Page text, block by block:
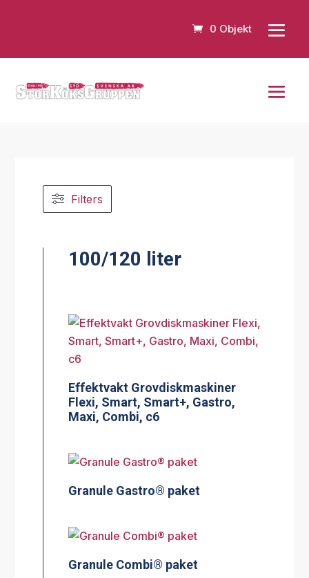
0 Objekt
Filters
100/120 liter
Effektvakt Grovdiskmaskiner
Flexi, Smart, Smart+, Gastro,
Maxi, Combi, c6
Granule Gastro® paket
Granule Combi® paket